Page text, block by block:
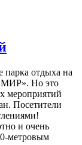
парка отдыха на
Но это
мероприятий
Посетители
и очень
метровым